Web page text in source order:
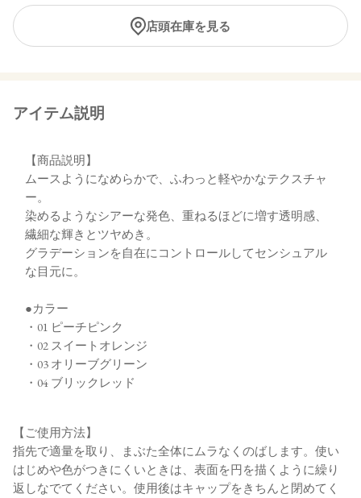
店頭在庫を見る
アイテム説明
【商品説明】
ムースようになめらかで、ふわっと軽やかなテクスチャ
ー。
染めるようなシアーな発色、重ねるほどに増す透明感、
繊細な輝きとツヤめき。
グラデーションを自在にコントロールしてセンシュアル
な目元に。
●カラー
・01 ピーチピンク
・02 スイートオレンジ
・03 オリーブグリーン
・04 ブリックレッド
【ご使用方法】
指先で適量を取り、まぶた全体にムラなくのばします。使い
はじめや色がつきにくいときは、表面を円を描くように繰り
返しなでてください。使用後はキャップをきちんと閉めてく